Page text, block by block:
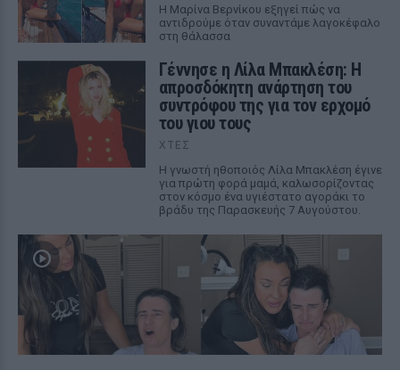
Η Μαρίνα Βερνίκου εξηγεί πώς να
αντιδρούμε όταν συναντάμε λαγοκέφαλο
στη θάλασσα
Γέννησε η Λίλα Μπακλέση: Η
απροσδόκητη ανάρτηση του
συντρόφου της για τον ερχομό
του γιου τους
ΧΤΕΣ
Η γνωστή ηθοποιός Λίλα Μπακλέση έγινε
για πρώτη φορά μαμά, καλωσορίζοντας
στον κόσμο ένα υγιέστατο αγοράκι το
βράδυ της Παρασκευής 7 Αυγούστου.